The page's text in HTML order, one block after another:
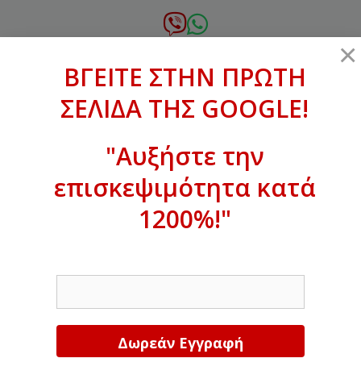
σε
xanthogenous@gmail.com
ΒΓΕΙΤΕ ΣΤΗΝ ΠΡΩΤΗ ΣΕΛΙΔΑ ΤΗΣ
GOOGLE!
×
ΒΓΕΙΤΕ ΣΤΗΝ ΠΡΩΤΗ
ΣΕΛΙΔΑ ΤΗΣ GOOGLE!
"Αυξήστε την
επισκεψιμότητα κατά
1200%!"